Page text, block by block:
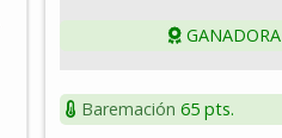
GANADORA
Baremación 65 pts.